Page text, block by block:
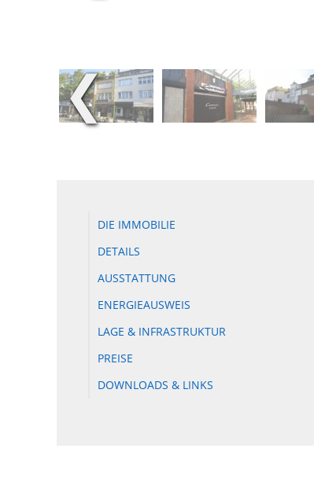
❮
DIE IMMOBILIE
DETAILS
AUSSTATTUNG
ENERGIEAUSWEIS
LAGE & INFRASTRUKTUR
PREISE
DOWNLOADS & LINKS